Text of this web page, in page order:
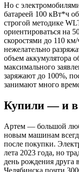
Но с
батареей 100 кВт*ч
строгой методике
ориентироваться на
скоростями до 110
нежелательно
объем аккумулятора
максимального
заряжают до 100%,
занимают много
Купили — и в
Артем — большой
новым машинам
после покупки.
лета 2023 года, но
день рождения друга
Челябинска почти